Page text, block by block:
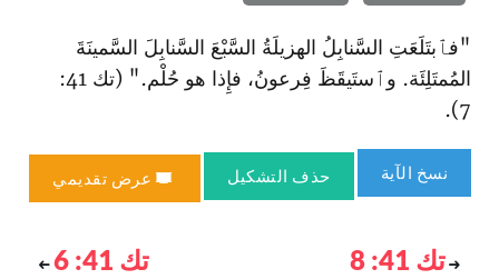
"فٱبتَلَعَتِ السَّنابِلُ الهزيلَةُ السَّبْعَ السَّنابِلَ السَّمينَةَ
المُمتَلِئَة. وٱستَيقَظَ فِرعونُ، فإِذا هو حُلْم." (تك 41:
7).
نسخ الآية حذف التشكيل عرض تقديمي
تك 41: 8 تك 41: 6